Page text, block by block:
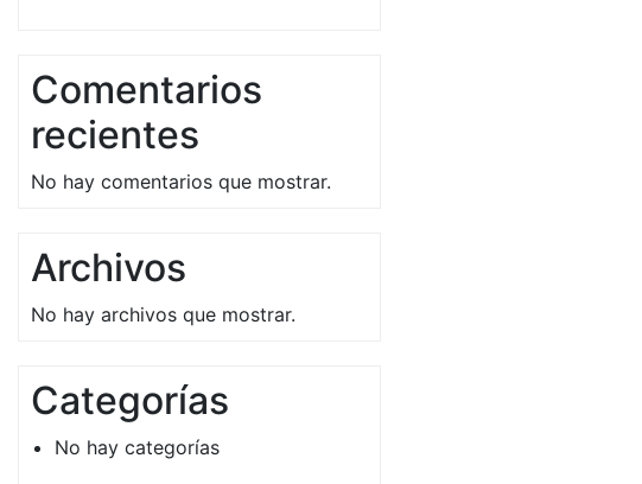
Comentarios
recientes
No hay comentarios que mostrar.
Archivos
No hay archivos que mostrar.
Categorías
No hay categorías